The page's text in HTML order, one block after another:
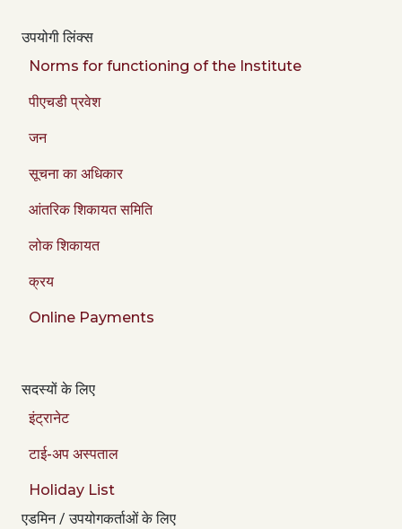
उपयोगी लिंक्स
Norms for functioning of the Institute
पीएचडी प्रवेश
जन
सूचना का अधिकार
आंतरिक शिकायत समिति
लोक शिकायत
क्रय
Online Payments
सदस्यों के लिए
इंट्रानेट
टाई-अप अस्पताल
Holiday List
एडमिन / उपयोगकर्ताओं के लिए